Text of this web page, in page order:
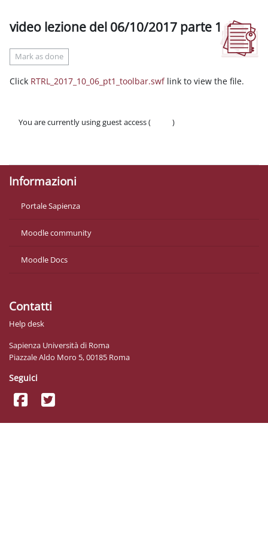
video lezione del 06/10/2017 parte 1
Mark as done
Click RTRL_2017_10_06_pt1_toolbar.swflink to view the file.
You are currently using guest access (
)
Informazioni
Portale Sapienza
Moodle community
Moodle Docs
Contatti
Help desk
Sapienza Università di Roma
Piazzale Aldo Moro 5, 00185 Roma
Seguici